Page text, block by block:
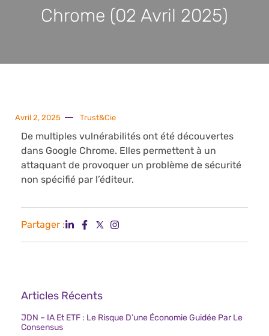
Chrome (02 Avril 2025)
Avril 2, 2025 Trust&Cie
De multiples vulnérabilités ont été découvertes
dans Google Chrome. Elles permettent à un
attaquant de provoquer un problème de sécurité
non spécifié par l’éditeur.
Partager :
Articles Récents
JDN – IA Et ETF : Le Risque D’une Économie Guidée Par Le
Consensus